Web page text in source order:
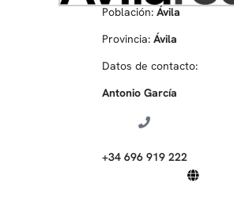
Población: Ávila
Provincia: Ávila
Datos de contacto:
Antonio García
+34 696 919 222